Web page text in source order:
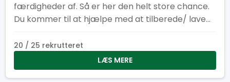
færdigheder af. Så er her den helt store chance.
Du kommer til at hjælpe med at tilberede/ lave
20 / 25 rekrutteret
LÆS MERE